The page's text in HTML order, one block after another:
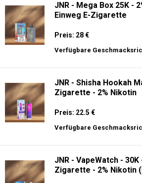
JNR - Mega Box 25K -
Einweg E-Zigarette
Preis: 28 €
Verfügbare
JNR - Shisha Hookah
Zigarette - 2% Nikotin
Preis: 22.5 €
Verfügbare
JNR - VapeWatch - 30K
Zigarette - 2% Nikotin